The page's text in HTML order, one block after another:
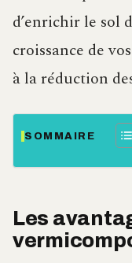
d’enrichir le sol
croissance de
à la réduction
SOMMAIRE
Les